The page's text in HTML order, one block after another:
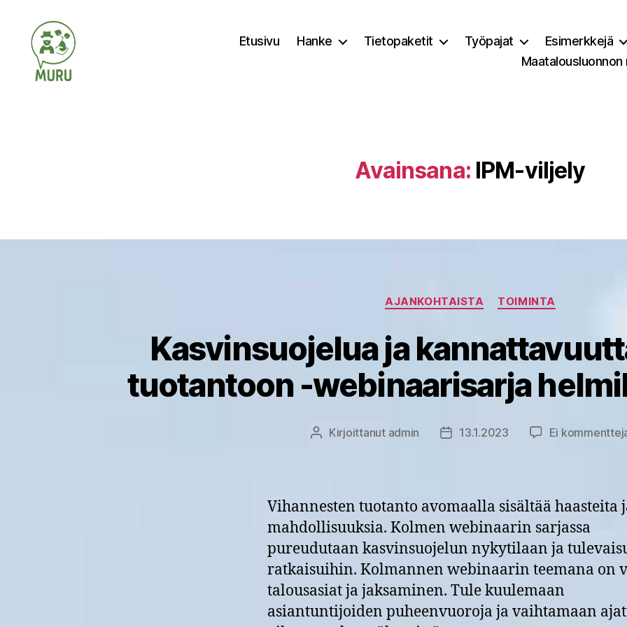
Etusivu Hanke Tietopaketit Työpajat Esimerkkejä
Avainsana: IPM-viljely
Kategoriat
AJANKOHTAISTA TOIMINTA
Kasvinsuojelua ja
tuotantoon -webinaarisarja
Kirjoittaja
Kirjoittanut admin Julkaisupäivämäärä
13.1.2023 Ei
Vihannesten tuotanto avomaalla sisältää haasteita
mahdollisuuksia. Kolmen webinaarin sarjassa
pureudutaan kasvinsuojelun nykytilaan ja
ratkaisuihin. Kolmannen webinaarin teemana on
talousasiat ja jaksaminen. Tule kuulemaan
asiantuntijoiden puheenvuoroja ja vaihtamaan